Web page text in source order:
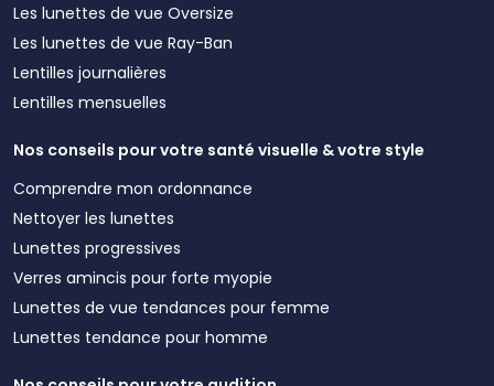
Les lunettes de vue Oversize
Les lunettes de vue Ray-Ban
Lentilles journalières
Lentilles mensuelles
Nos conseils pour votre santé visuelle & votre style
Comprendre mon ordonnance
Nettoyer les lunettes
Lunettes progressives
Verres amincis pour forte myopie
Lunettes de vue tendances pour femme
Lunettes tendance pour homme